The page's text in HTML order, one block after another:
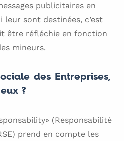
publicitaires en
leur sont destinées, c’est
être réfléchie en fonction
mineurs.
des Entreprises,
?
(Responsabilité
prend en compte les